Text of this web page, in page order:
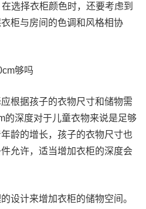
选择衣柜颜色时，还要考虑到
柜与房间的色调和风格相协
够吗
根据孩子的衣物尺寸和储物需
的深度对于儿童衣物来说是足够
龄的增长，孩子的衣物尺寸也
允许，适当增加衣柜的深度会
设计来增加衣柜的储物空间。